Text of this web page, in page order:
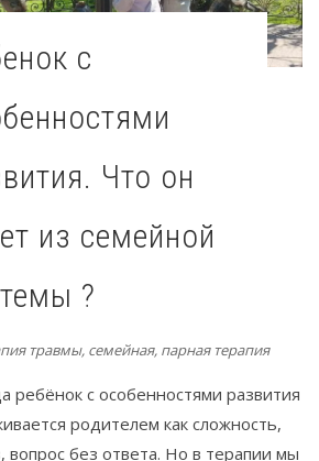
Что он
из семейной
?
травмы, семейная, парная терапия
ребёнок с особенностями развития
родителем как сложность,
вопрос без ответа. Но в терапии мы